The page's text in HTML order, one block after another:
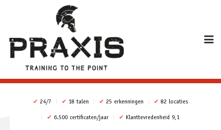
✔ 24/7 ✔ 18 talen ✔ 25 erkenningen ✔ 82 locaties
✔ 6.500 certificaten/jaar ✔ Klanttevredenheid 9,1